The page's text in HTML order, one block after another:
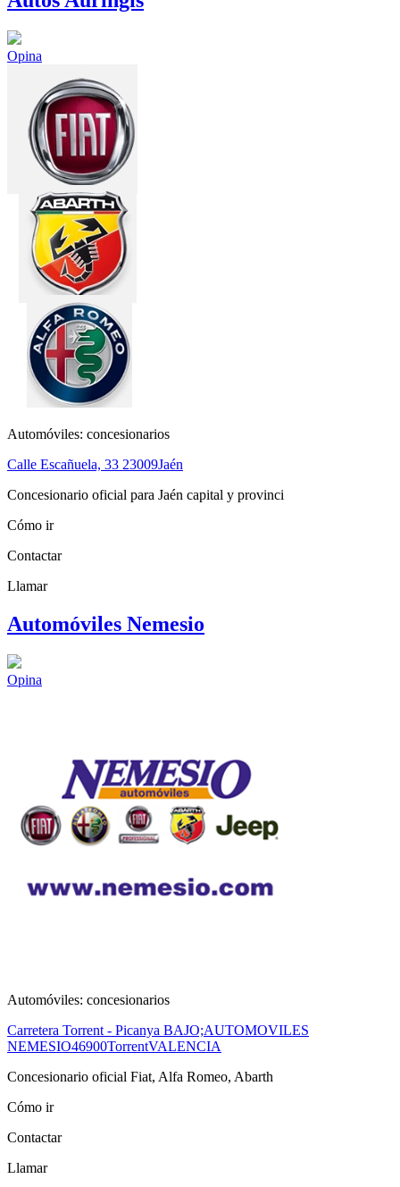
Opina
Automóviles: concesionarios
Calle Escañuela, 33 23009Jaén
Concesionario oficial para Jaén capital y provinci
Cómo ir
Contactar
Llamar
Automóviles Nemesio
Opina
Automóviles: concesionarios
Carretera Torrent - Picanya BAJO;AUTOMOVILES
NEMESIO46900TorrentVALENCIA
Concesionario oficial Fiat, Alfa Romeo, Abarth
Cómo ir
Contactar
Llamar